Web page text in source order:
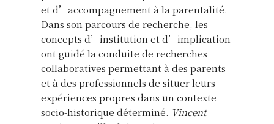
et d’accompagnement à la parentalité.
Dans son parcours de recherche, les
concepts d’institution et d’implication
ont guidé la conduite de recherches
collaboratives permettant à des parents
et à des professionnels de situer leurs
expériences propres dans un contexte
socio-historique déterminé. Vincent